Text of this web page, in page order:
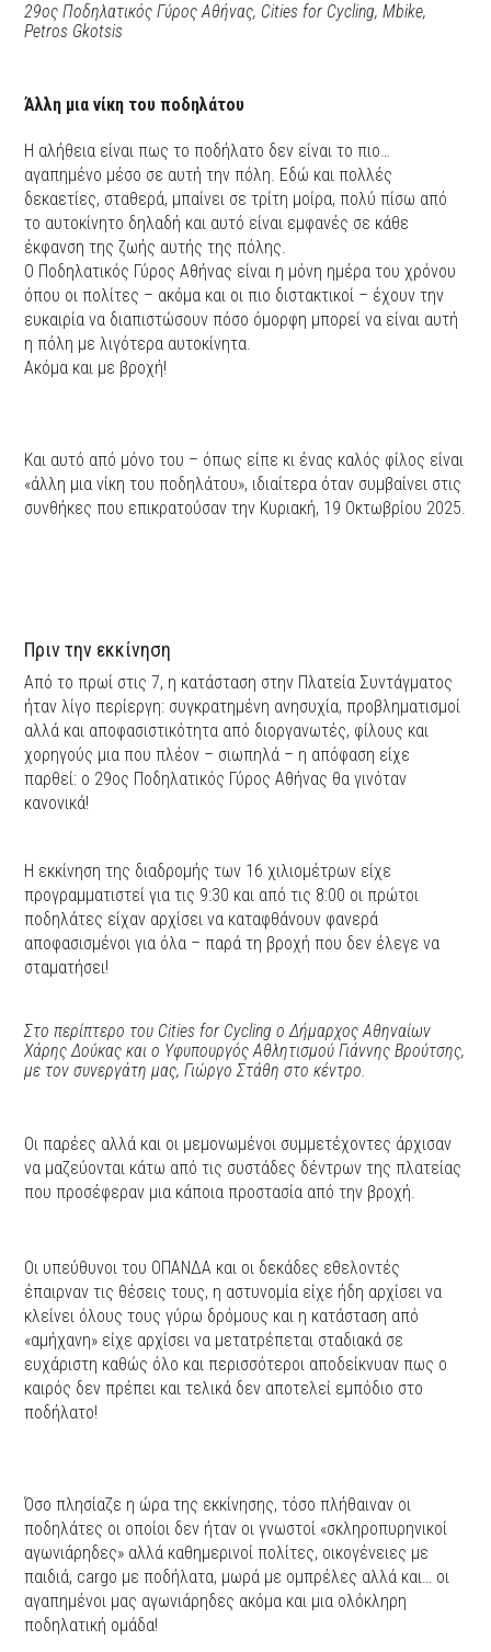
29ος Ποδηλατικός Γύρος Αθήνας, Cities for Cycling, Mbike,
Petros Gkotsis
Άλλη μια νίκη του ποδηλάτου
Η αλήθεια είναι πως το ποδήλατο δεν είναι το πιο…
αγαπημένο μέσο σε αυτή την πόλη. Εδώ και πολλές
δεκαετίες, σταθερά, μπαίνει σε τρίτη μοίρα, πολύ πίσω από
το αυτοκίνητο δηλαδή και αυτό είναι εμφανές σε κάθε
έκφανση της ζωής αυτής της πόλης.
Ο Ποδηλατικός Γύρος Αθήνας είναι η μόνη ημέρα του χρόνου
όπου οι πολίτες – ακόμα και οι πιο διστακτικοί – έχουν την
ευκαιρία να διαπιστώσουν πόσο όμορφη μπορεί να είναι αυτή
η πόλη με λιγότερα αυτοκίνητα.
Ακόμα και με βροχή!
Και αυτό από μόνο του – όπως είπε κι ένας καλός φίλος είναι
«άλλη μια νίκη του ποδηλάτου», ιδιαίτερα όταν συμβαίνει στις
συνθήκες που επικρατούσαν την Κυριακή, 19 Οκτωβρίου 2025.
Πριν την εκκίνηση
Από το πρωί στις 7, η κατάσταση στην Πλατεία Συντάγματος
ήταν λίγο περίεργη: συγκρατημένη ανησυχία, προβληματισμοί
αλλά και αποφασιστικότητα από διοργανωτές, φίλους και
χορηγούς μια που πλέον – σιωπηλά – η απόφαση είχε
παρθεί: ο 29ος Ποδηλατικός Γύρος Αθήνας θα γινόταν
κανονικά!
Η εκκίνηση της διαδρομής των 16 χιλιομέτρων είχε
προγραμματιστεί για τις 9:30 και από τις 8:00 οι πρώτοι
ποδηλάτες είχαν αρχίσει να καταφθάνουν φανερά
αποφασισμένοι για όλα – παρά τη βροχή που δεν έλεγε να
σταματήσει!
Στο περίπτερο του Cities for Cycling ο Δήμαρχος Αθηναίων
Χάρης Δούκας και ο Υφυπουργός Αθλητισμού Γιάννης Βρούτσης,
με τον συνεργάτη μας, Γιώργο Στάθη στο κέντρο.
Οι παρέες αλλά και οι μεμονωμένοι συμμετέχοντες άρχισαν
να μαζεύονται κάτω από τις συστάδες δέντρων της πλατείας
που προσέφεραν μια κάποια προστασία από την βροχή.
Οι υπεύθυνοι του ΟΠΑΝΔΑ και οι δεκάδες εθελοντές
έπαιρναν τις θέσεις τους, η αστυνομία είχε ήδη αρχίσει να
κλείνει όλους τους γύρω δρόμους και η κατάσταση από
«αμήχανη» είχε αρχίσει να μετατρέπεται σταδιακά σε
ευχάριστη καθώς όλο και περισσότεροι αποδείκνυαν πως ο
καιρός δεν πρέπει και τελικά δεν αποτελεί εμπόδιο στο
ποδήλατο!
Όσο πλησίαζε η ώρα της εκκίνησης, τόσο πλήθαιναν οι
ποδηλάτες οι οποίοι δεν ήταν οι γνωστοί «σκληροπυρηνικοί
αγωνιάρηδες» αλλά καθημερινοί πολίτες, οικογένειες με
παιδιά, cargo με ποδήλατα, μωρά με ομπρέλες αλλά και… οι
αγαπημένοι μας αγωνιάρηδες ακόμα και μια ολόκληρη
ποδηλατική ομάδα!